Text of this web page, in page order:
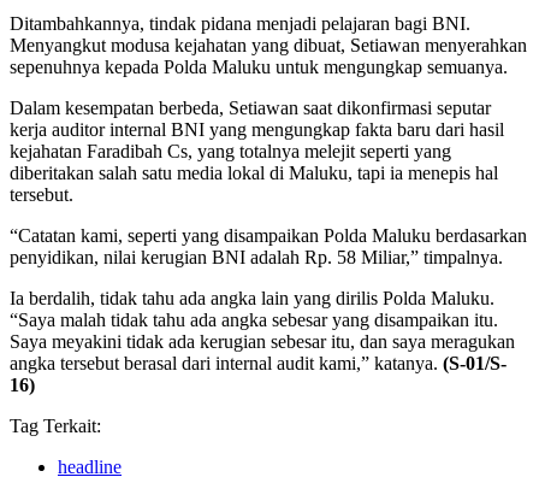
Ditambahkannya, tindak pidana menjadi pelajaran bagi BNI.
Menyangkut modusa kejahatan yang dibuat, Setiawan menyerahkan
sepenuhnya kepada Polda Maluku untuk mengungkap semuanya.
Dalam kesempatan berbeda, Setiawan saat dikonfirmasi seputar
kerja auditor internal BNI yang mengungkap fakta baru dari hasil
kejahatan Faradibah Cs, yang totalnya melejit seperti yang
diberitakan salah satu media lokal di Maluku, tapi ia menepis hal
tersebut.
“Catatan kami, seperti yang disampaikan Polda Maluku berdasarkan
penyidikan, nilai kerugian BNI adalah Rp. 58 Miliar,” timpalnya.
Ia berdalih, tidak tahu ada angka lain yang dirilis Polda Maluku.
“Saya malah tidak tahu ada angka sebesar yang disampaikan itu.
Saya meyakini tidak ada kerugian sebesar itu, dan saya meragukan
angka tersebut berasal dari internal audit kami,” katanya. (S-01/S-
16)
Tag Terkait:
headline